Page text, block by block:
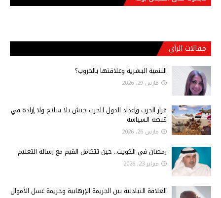
مقالات الرأي
التنمية البشرية وعلاقتها بالحروب؟
مارس 29, 2026
قرار الحرب وإعداد الدول للحرب جيش بلا سلاح ولا إرادة في
قبضة السياسة
مارس 26, 2026
رمضان في الكويت.. حين تتكامل القيم مع رسالة التعليم
فبراير 23, 2026
العلاقة التبادلية بين الجريمة الإرهابية وجريمة غسل الأموال